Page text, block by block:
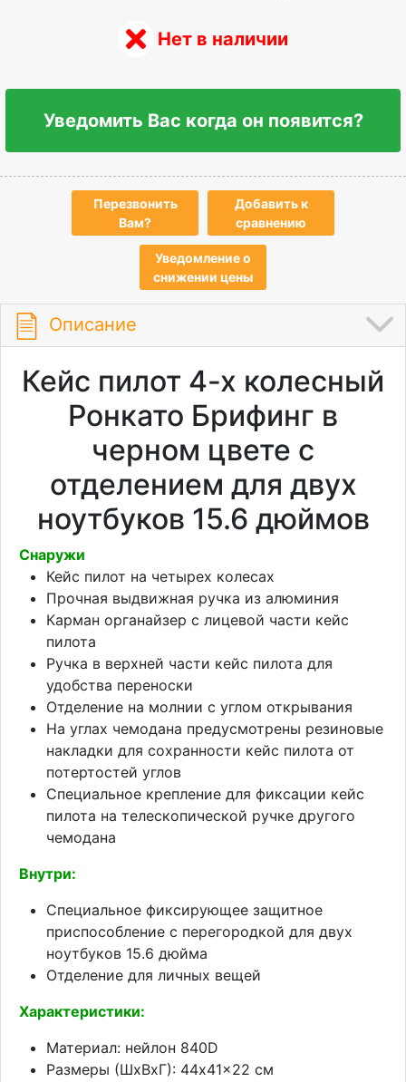
Нет в наличии
Уведомить Вас когда он появится?
Перезвонить
Вам?
Добавить к
сравнению
Уведомление о
снижении цены
Описание
Кейс пилот 4-х колесный
Ронкато Брифинг в
черном цвете с
отделением для двух
ноутбуков 15.6 дюймов
Снаружи
Кейс пилот на четырех колесах
Прочная выдвижная ручка из алюминия
Карман органайзер с лицевой части кейс
пилота
Ручка в верхней части кейс пилота для
удобства переноски
Отделение на молнии с углом открывания
На углах чемодана предусмотрены резиновые
накладки для сохранности кейс пилота от
потертостей углов
Специальное крепление для фиксации кейс
пилота на телескопической ручке другого
чемодана
Внутри:
Специальное фиксирующее защитное
приспособление c перегородкой для двух
ноутбуков 15.6 дюйма
Отделение для личных вещей
Характеристики:
Материал: нейлон 840D
Размеры (ШхВхГ): 44x41x22 см